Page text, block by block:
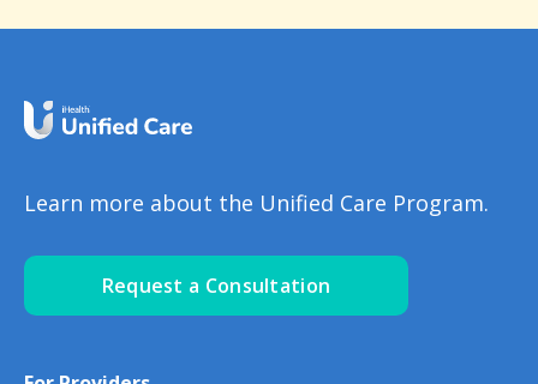
Learn more about the Unified Care Program.
Request a Consultation